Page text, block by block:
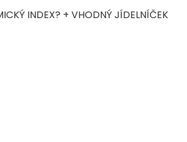
INDEX? + VHODNÝ JÍDELNÍČEK